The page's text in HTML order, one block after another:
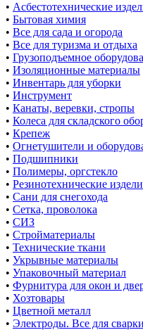
• Асбестотехнические
• Бытовая химия
• Все для сада и огорода
• Все для туризма и отдыха
• Грузоподъемное
• Изоляционные материалы
• Инвентарь для уборки
• Инструмент
• Канаты, веревки, стропы
• Колеса для складского
• Крепеж
• Огнетушители и
• Подшипники
• Полимеры, оргстекло
• Резинотехнические
• Сани для снегохода
• Сетка, проволока
• СИЗ
• Стройматериалы
• Технические ткани
• Укрывные материалы
• Упаковочный материал
• Фурнитура для окон и
• Хозтовары
• Цветной металл
• Электроды. Все для сварки